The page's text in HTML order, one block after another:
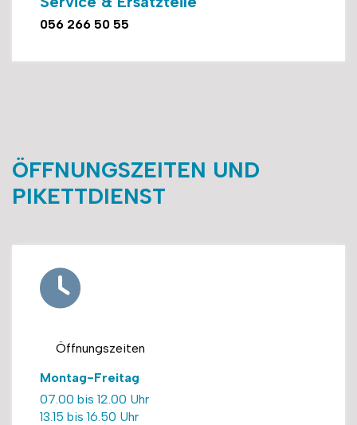
056 266 50 55
ÖFFNUNGSZEITEN UND
PIKETTDIENST
Öffnungszeiten
Montag-Freitag
07.00 bis 12.00 Uhr
13.15 bis 16.50 Uhr